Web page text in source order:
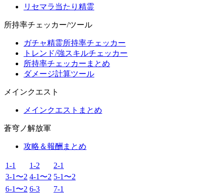
リセマラ当たり精霊
所持率チェッカー/ツール
ガチャ精霊所持率チェッカー
トレンド/強スキルチェッカー
所持率チェッカーまとめ
ダメージ計算ツール
メインクエスト
メインクエストまとめ
蒼穹ノ解放軍
攻略＆報酬まとめ
1-1 1-2
2-1
3-1〜2 4-1〜2 5-1〜2
6-1〜2 6-3
7-1